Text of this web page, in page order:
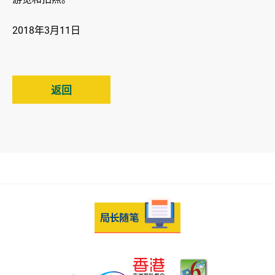
2018年3月11日
返回